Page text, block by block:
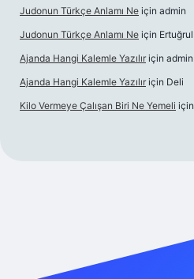
Judonun Türkçe Anlamı Ne için admin
Judonun Türkçe Anlamı Ne için Ertuğrul
Ajanda Hangi Kalemle Yazılır için admin
Ajanda Hangi Kalemle Yazılır için Deli
Kilo Vermeye Çalışan Biri Ne Yemeli için